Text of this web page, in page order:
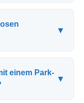
▾
einem Park-
▾